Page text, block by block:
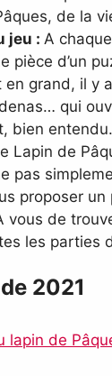
de la
jeu : A
pièce d’un
en grand, il y
qui
bien
Lapin de
pas
proposer un
vous de
les parties
2021
lapin de